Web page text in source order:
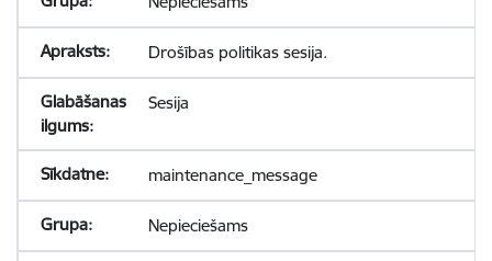
Drošības politikas sesija.
Sesija
maintenance_message
Nepieciešams